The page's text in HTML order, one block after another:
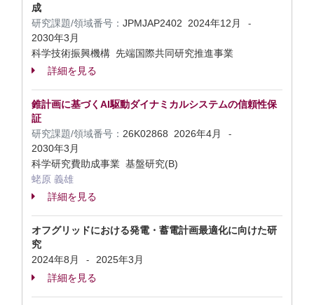
成
研究課題/領域番号： JPMJAP2402 2024年12月 -
2030年3月
科学技術振興機構 先端国際共同研究推進事業
詳細を見る
錐計画に基づくAI駆動ダイナミカルシステムの信頼性保
証
研究課題/領域番号： 26K02868 2026年4月 -
2030年3月
科学研究費助成事業 基盤研究(B)
蛯原 義雄
詳細を見る
オフグリッドにおける発電・蓄電計画最適化に向けた研
究
2024年8月
-
2025年3月
詳細を見る